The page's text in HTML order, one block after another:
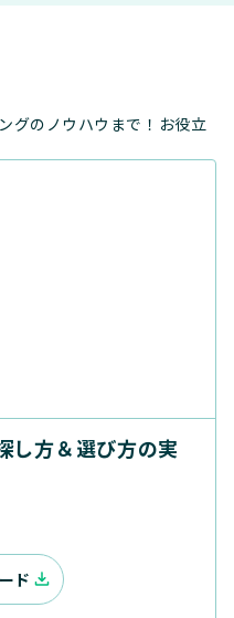
グのノウハウまで！お役立
し方＆選び方の実
ド